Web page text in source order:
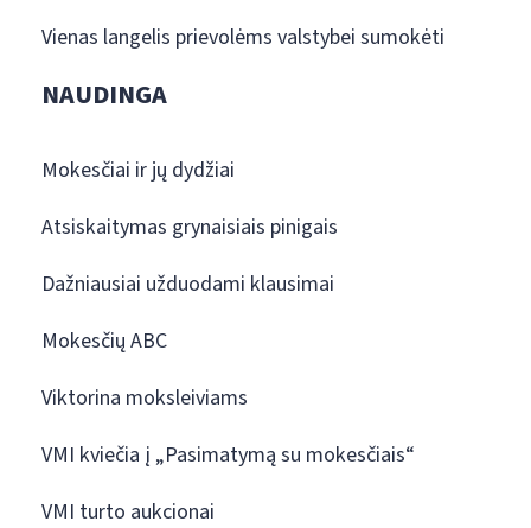
Vienas langelis prievolėms valstybei sumokėti
NAUDINGA
Mokesčiai ir jų dydžiai
Atsiskaitymas grynaisiais pinigais
Dažniausiai užduodami klausimai
Mokesčių ABC
Viktorina moksleiviams
VMI kviečia į „Pasimatymą su mokesčiais“
VMI turto aukcionai